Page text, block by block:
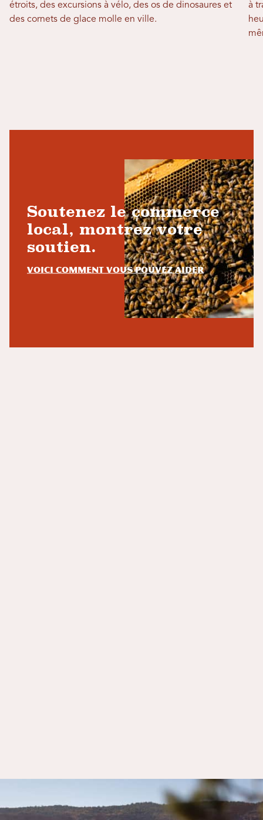
étroits, des excursions à vélo, des os de dinosaures et
des cornets de glace molle en ville.
à
Soutenez le commerce
local, montrez votre
soutien.
Voici comment vous pouvez aider